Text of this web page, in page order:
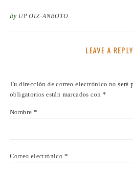
By UP OIZ-ANBOTO
LEAVE A REPLY
Tu dirección de correo electrónico no será
obligatorios están marcados con *
Nombre *
Correo electrónico *